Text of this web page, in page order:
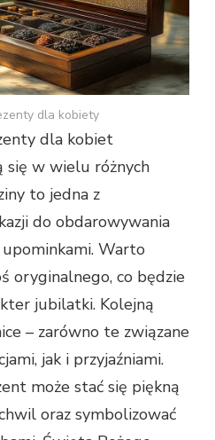
dla kobiety
dla kobiet
się w wielu różnych
to jedna z
do obdarowywania
Warto
oryginalnego, co będzie
jubilatki. Kolejną
– zarówno te związane
jak i przyjaźniami.
może stać się piękną
oraz symbolizować